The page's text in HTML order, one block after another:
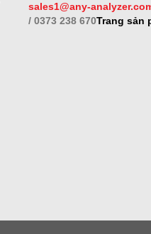
sales1@any-
/ 0373 238 670Trang sản